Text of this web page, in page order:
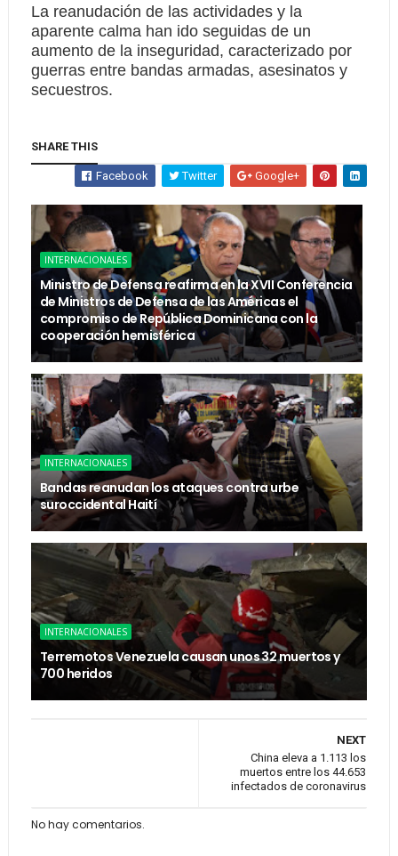
La reanudación de las actividades y la
aparente calma han ido seguidas de un
aumento de la inseguridad, caracterizado por
guerras entre bandas armadas, asesinatos y
secuestros.
SHARE THIS
Facebook Twitter Google+
INTERNACIONALES
Ministro de Defensa reafirma en la XVII Conferencia
de Ministros de Defensa de las Américas el
compromiso de República Dominicana con la
cooperación hemisférica
INTERNACIONALES
Bandas reanudan los ataques contra urbe
suroccidental Haití
INTERNACIONALES
Terremotos Venezuela causan unos 32 muertos y
700 heridos
NEXT
China eleva a 1.113 los
muertos entre los 44.653
infectados de coronavirus
No hay comentarios.